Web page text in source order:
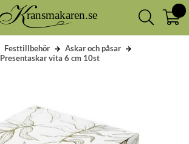
Festtillbehör
Askar och påsar
Presentaskar vita 6 cm 10st